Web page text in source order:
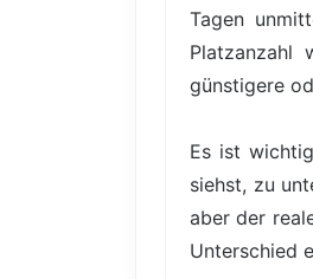
Tagen
Platzanzahl
günstigere
Es ist
siehst, zu
aber der
Unterschied